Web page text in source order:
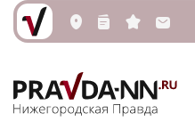
L n s M